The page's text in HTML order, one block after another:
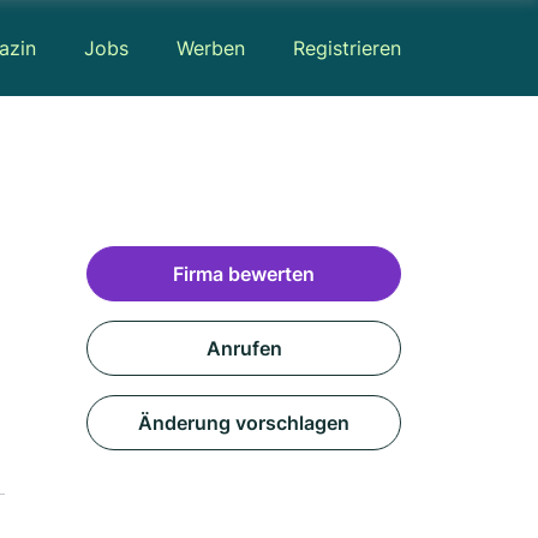
Jobs Werben Registrieren
Firma bewerten
Anrufen
Änderung vorschlagen